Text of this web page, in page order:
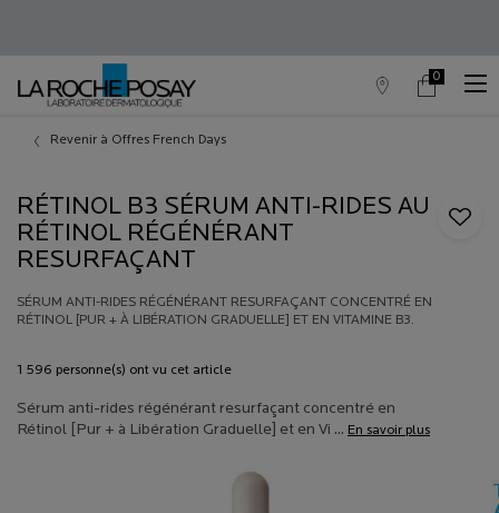
Trouver
Mon
0
0 produit in
Revenir à Offres French Days
RÉTINOL B3 SÉRUM ANTI-RIDES AU
RÉTINOL RÉGÉNÉRANT
RESURFAÇANT
SÉRUM ANTI-RIDES RÉGÉNÉRANT RESURFAÇANT CONCENTRÉ EN
RÉTINOL [PUR + À LIBÉRATION GRADUELLE] ET EN VITAMINE B3.
1 596 personne(s) ont vu cet article
Sérum anti-rides régénérant resurfaçant concentré en
Rétinol [Pur + à Libération Graduelle] et en Vi ... En savoir plus